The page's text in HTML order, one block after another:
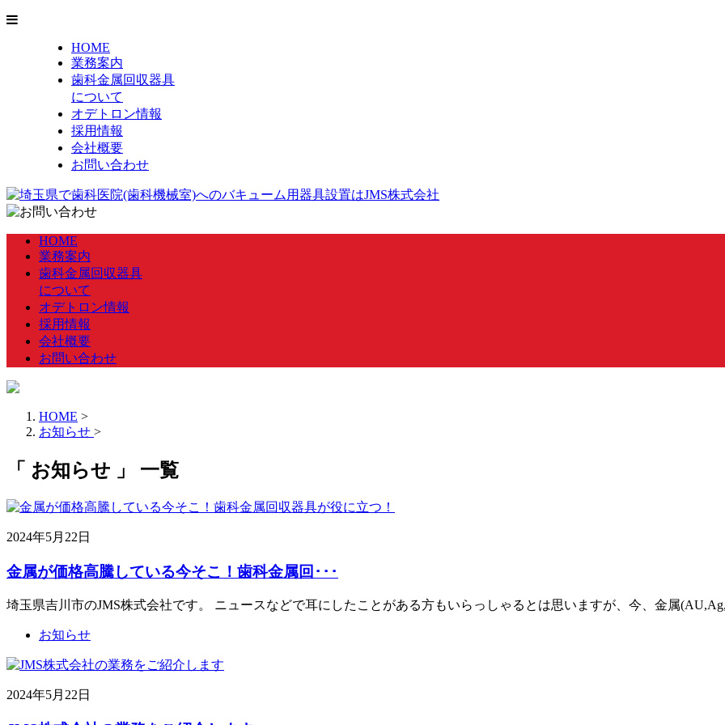
HOME
業務案内
歯科金属回収器具
について
オデトロン情報
採用情報
会社概要
お問い合わせ
HOME
業務案内
歯科金属回収器具
について
オデトロン情報
採用情報
会社概要
お問い合わせ
HOME >
お知らせ >
「 お知らせ 」 一覧
2024年5月22日
金属が価格高騰している今そこ！歯科金属回･･･
埼玉県吉川市のJMS株式会社です。 ニュースなどで耳にしたことがある方もいらっしゃるとは思いますが、今、金属
お知らせ
2024年5月22日